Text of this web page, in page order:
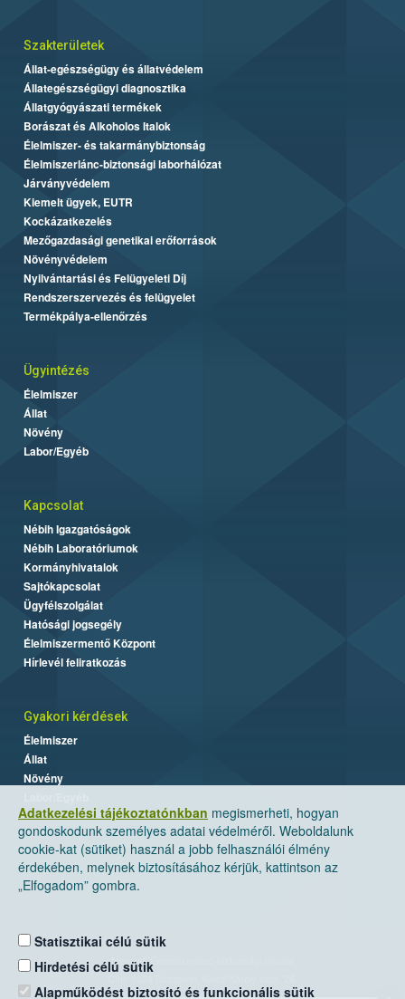
Adatkezelési tájékoztatónkban megismerheti, hogyan
gondoskodunk személyes adatai védelméről. Weboldalunk
cookie-kat (sütiket) használ a jobb felhasználói élmény
érdekében, melynek biztosításához kérjük, kattintson az
„Elfogadom” gombra.
Statisztikai célú sütik
Hirdetési célú sütik
Alapműködést biztosító és funkcionális sütik
Szakterületek
Állat-egészségügy és állatvédelem
Állategészségügyi diagnosztika
Állatgyógyászati termékek
Borászat és Alkoholos Italok
Élelmiszer- és takarmánybiztonság
Élelmiszerlánc-biztonsági laborhálózat
Járványvédelem
Kiemelt ügyek, EUTR
Kockázatkezelés
Mezőgazdasági genetikai erőforrások
Növényvédelem
Nyilvántartási és Felügyeleti Díj
Rendszerszervezés és felügyelet
Termékpálya-ellenőrzés
Ügyintézés
Élelmiszer
Állat
Növény
Labor/Egyéb
Kapcsolat
Nébih Igazgatóságok
Nébih Laboratóriumok
Kormányhivatalok
Sajtókapcsolat
Ügyfélszolgálat
Hatósági jogsegély
Élelmiszermentő Központ
Hírlevél feliratkozás
Gyakori kérdések
Élelmiszer
Állat
Növény
Nemzeti Élelmiszerlánc-biztonsági Hivatal
Levelezési cím: 1525 Budapest. Pf. 30.